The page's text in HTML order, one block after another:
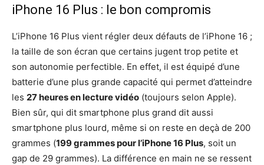
iPhone 16 Plus : le bon compromis
L’iPhone 16 Plus vient régler deux défauts de l’iPhone 16 ;
la taille de son écran que certains jugent trop petite et
son autonomie perfectible. En effet, il est équipé d’une
batterie d’une plus grande capacité qui permet d’atteindre
les 27 heures en lecture vidéo (toujours selon Apple).
Bien sûr, qui dit smartphone plus grand dit aussi
smartphone plus lourd, même si on reste en deçà de 200
grammes (199 grammes pour l’iPhone 16 Plus, soit un
gap de 29 grammes). La différence en main ne se ressent